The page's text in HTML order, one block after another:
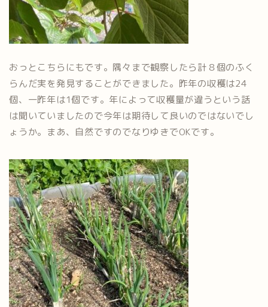
おっとこちらにもです。隅々まで観察したら計８個のふく
らんだ実を発見することができました。昨年の収穫は24
個、一昨年は1個です。年によって収穫量が違うという話
は聞いていましたので今年は期待して良いのではないでし
ょうか。まあ、自然ですのでなりゆきでOKです。